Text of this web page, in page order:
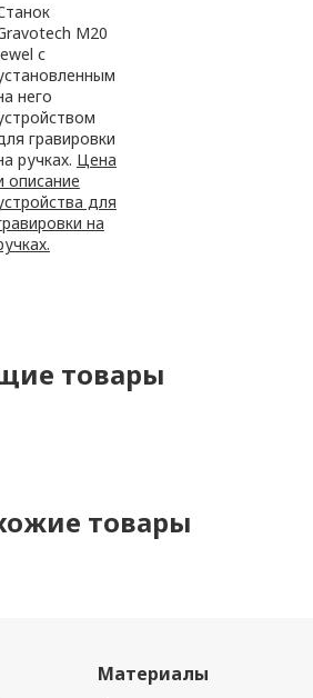
M20
с
него
гравировки
ручках. Цена
описание
для
на
товары
товары
Материалы